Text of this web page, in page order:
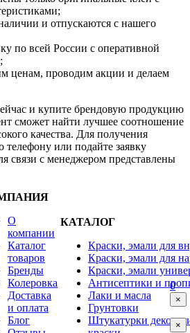
и отпускаются с нашего
по всей России с оперативной
ценам, проводим акции и делаем
и купите брендовую продукцию
сможет найти лучшее соотношение
качества. Для получения
телефону или подайте заявку
связи с менеджером представлены
О
компании
Каталог
товаров
Бренды
Колеровка
Доставка
и оплата
Блог
КАТАЛОГ
Краски, эмали для
Краски, эмали для
Краски, эмали
Антисептики и
Лаки и масла
Грунтовки
Штукатурки
0
×
×